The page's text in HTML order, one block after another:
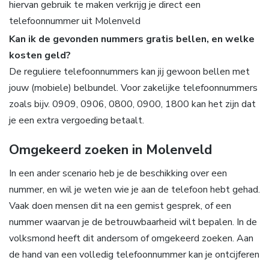
hiervan gebruik te maken verkrijg je direct een
telefoonnummer uit Molenveld
Kan ik de gevonden nummers gratis bellen, en welke
kosten geld?
De reguliere telefoonnummers kan jij gewoon bellen met
jouw (mobiele) belbundel. Voor zakelijke telefoonnummers
zoals bijv. 0909, 0906, 0800, 0900, 1800 kan het zijn dat
je een extra vergoeding betaalt.
Omgekeerd zoeken in Molenveld
In een ander scenario heb je de beschikking over een
nummer, en wil je weten wie je aan de telefoon hebt gehad.
Vaak doen mensen dit na een gemist gesprek, of een
nummer waarvan je de betrouwbaarheid wilt bepalen. In de
volksmond heeft dit andersom of omgekeerd zoeken. Aan
de hand van een volledig telefoonnummer kan je ontcijferen